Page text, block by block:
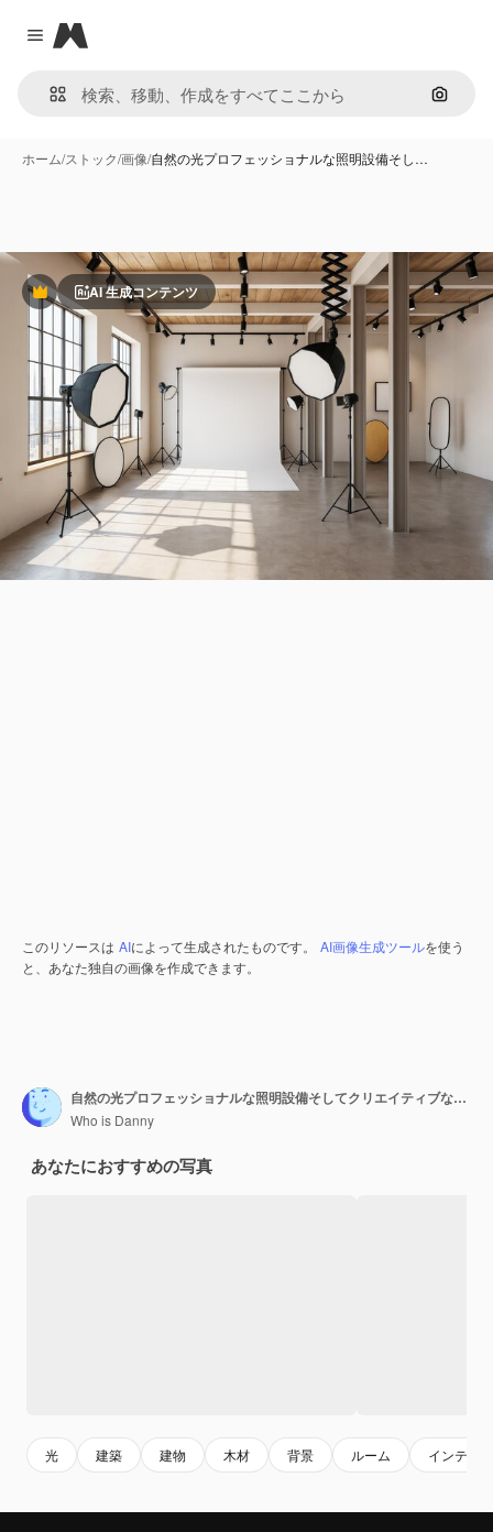
Close menu
Magnific
画像で
ホーム/ストック/画像/自然の光プロフェッショナルな照明設備そし…
PremiumAI 生成コンテンツ
このリソースは AIによって生成されたものです。 AI画像生成ツールを使う
と、あなた独自の画像を作成できます。
自然の光プロフェッショナルな照明設備そしてクリエイティブなロフトルームの設定の白い背景で現代的な写真スタジオのインテリア
Who is Danny
あなたにおすすめの写真
光 建築 建物 木材 背景 ルーム インテリア